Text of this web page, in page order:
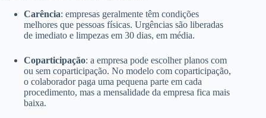
Carência: empresas geralmente têm condições
melhores que pessoas físicas. Urgências são liberadas
de imediato e limpezas em 30 dias, em média.
Coparticipação: a empresa pode escolher planos com
ou sem coparticipação. No modelo com coparticipação,
o colaborador paga uma pequena parte em cada
procedimento, mas a mensalidade da empresa fica mais
baixa.